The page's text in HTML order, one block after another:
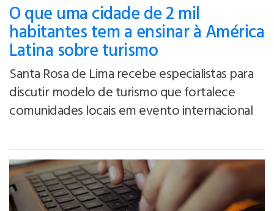
O que uma cidade de 2 mil
habitantes tem a ensinar à América
Latina sobre turismo
Santa Rosa de Lima recebe especialistas para
discutir modelo de turismo que fortalece
comunidades locais em evento internacional